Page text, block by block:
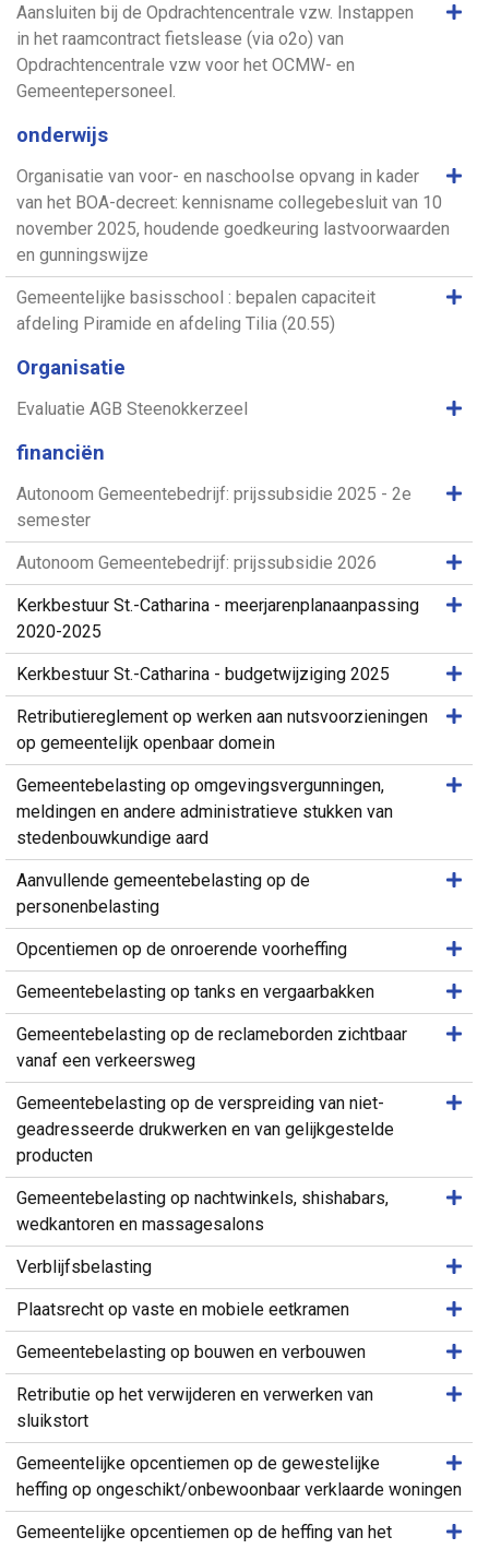
Aansluiten bij de Opdrachtencentrale vzw. Instappen
in het raamcontract fietslease (via o2o) van
Opdrachtencentrale vzw voor het OCMW- en
Gemeentepersoneel.
onderwijs
Organisatie van voor- en naschoolse opvang in kader
van het BOA-decreet: kennisname collegebesluit van 10
november 2025, houdende goedkeuring lastvoorwaarden
en gunningswijze
Gemeentelijke basisschool : bepalen capaciteit
afdeling Piramide en afdeling Tilia (20.55)
Organisatie
Evaluatie AGB Steenokkerzeel
financiën
Autonoom Gemeentebedrijf: prijssubsidie 2025 - 2e
semester
Autonoom Gemeentebedrijf: prijssubsidie 2026
Kerkbestuur St.-Catharina - meerjarenplanaanpassing
2020-2025
Kerkbestuur St.-Catharina - budgetwijziging 2025
Retributiereglement op werken aan nutsvoorzieningen
op gemeentelijk openbaar domein
Gemeentebelasting op omgevingsvergunningen,
meldingen en andere administratieve stukken van
stedenbouwkundige aard
Aanvullende gemeentebelasting op de
personenbelasting
Opcentiemen op de onroerende voorheffing
Gemeentebelasting op tanks en vergaarbakken
Gemeentebelasting op de reclameborden zichtbaar
vanaf een verkeersweg
Gemeentebelasting op de verspreiding van niet-
geadresseerde drukwerken en van gelijkgestelde
producten
Gemeentebelasting op nachtwinkels, shishabars,
wedkantoren en massagesalons
Verblijfsbelasting
Plaatsrecht op vaste en mobiele eetkramen
Gemeentebelasting op bouwen en verbouwen
Retributie op het verwijderen en verwerken van
sluikstort
Gemeentelijke opcentiemen op de gewestelijke
heffing op ongeschikt/onbewoonbaar verklaarde woningen
Gemeentelijke opcentiemen op de heffing van het